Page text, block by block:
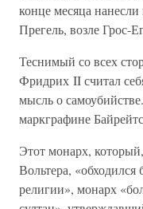
конце месяца
Прегель, возле Грос-
Теснимый со всех
Фридрих II считал
мысль о
маркграфине
Этот монарх,
Вольтера, «обходился
религии», монарх